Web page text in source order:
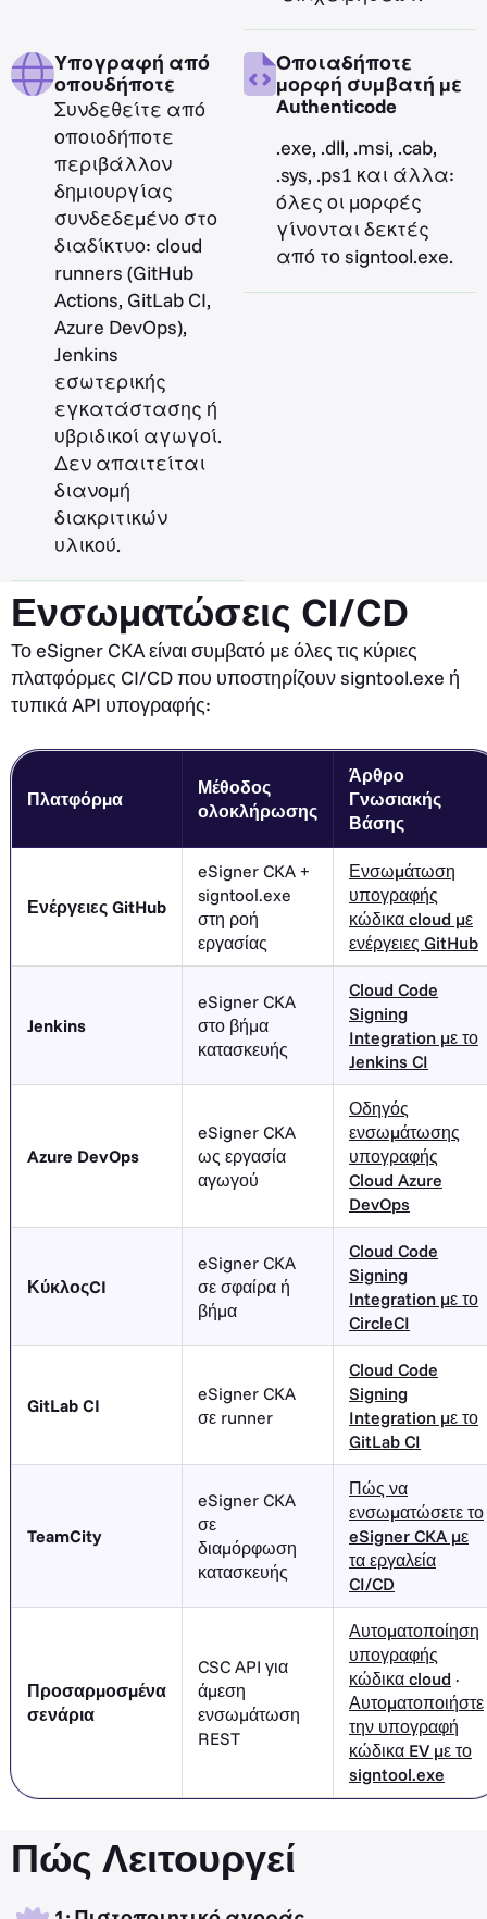
Υπογραφή από
οπουδήποτε
Συνδεθείτε από
οποιοδήποτε
περιβάλλον
δημιουργίας
συνδεδεμένο στο
διαδίκτυο: cloud
runners (GitHub
Actions, GitLab CI,
Azure DevOps),
Jenkins
εσωτερικής
εγκατάστασης ή
υβριδικοί αγωγοί.
Δεν απαιτείται
διανομή
διακριτικών
υλικού.
Οποιαδήποτε
μορφή συμβατή με
Authenticode
.exe, .dll, .msi, .cab,
.sys, .ps1 και άλλα:
όλες οι μορφές
γίνονται δεκτές
από το signtool.exe.
Ενσωματώσεις CI/CD
Το eSigner CKA είναι συμβατό με όλες τις κύριες
πλατφόρμες CI/CD που υποστηρίζουν signtool.exe ή
τυπικά API υπογραφής:
Πλατφόρμα
Μέθοδος
ολοκλήρωσης
Άρθρο
Γνωσιακής
Βάσης
Ενέργειες GitHub
eSigner CKA +
signtool.exe
στη ροή
εργασίας
Ενσωμάτωση
υπογραφής
κώδικα cloud με
ενέργειες GitHub
Jenkins
eSigner CKA
στο βήμα
κατασκευής
Cloud Code
Signing
Integration με το
Jenkins CI
Azure DevOps
eSigner CKA
ως εργασία
αγωγού
Οδηγός
ενσωμάτωσης
υπογραφής
Cloud Azure
DevOps
ΚύκλοςCI
eSigner CKA
σε σφαίρα ή
βήμα
Cloud Code
Signing
Integration με το
CircleCI
GitLab CI
eSigner CKA
σε runner
Cloud Code
Signing
Integration με το
GitLab CI
TeamCity
eSigner CKA
σε
διαμόρφωση
κατασκευής
Πώς να
ενσωματώσετε το
eSigner CKA με
τα εργαλεία
CI/CD
Προσαρμοσμένα
σενάρια
CSC API για
άμεση
ενσωμάτωση
REST
Αυτοματοποίηση
υπογραφής
κώδικα cloud ·
Αυτοματοποιήστε
την υπογραφή
κώδικα EV με το
signtool.exe
Πώς Λειτουργεί